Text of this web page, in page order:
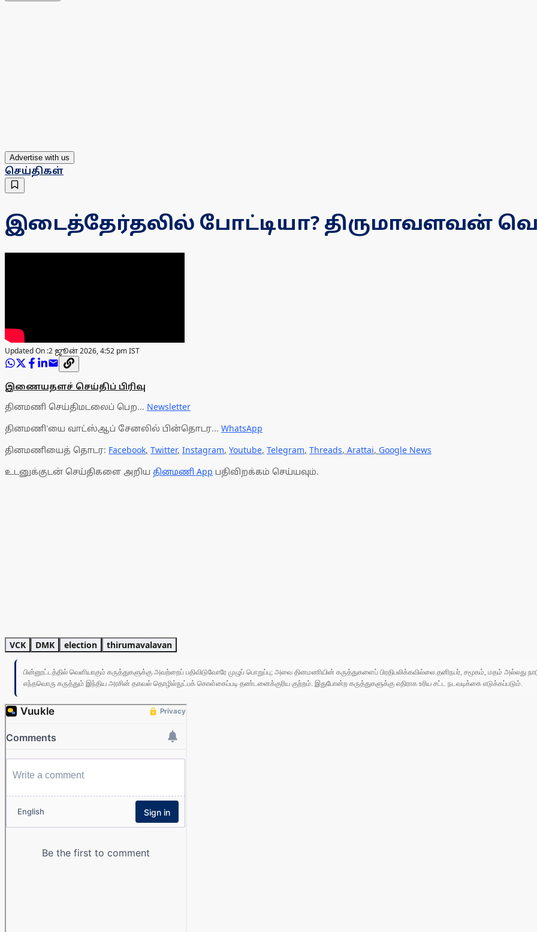
Advertise with us
செய்திகள்
இடைத்தேர்தலில் போட்டியா? திருமாவளவன்
Updated On :2 ஜூன் 2026, 4:52 pm IST
இணையதளச் செய்திப் பிரிவு
தினமணி செய்திமடலைப் பெற... Newsletter
தினமணி'யை வாட்ஸ்ஆப் சேனலில் பின்தொடர... WhatsApp
தினமணியைத் தொடர: Facebook, Twitter, Instagram, Youtube, Telegram, Threads, Arattai, Google News
உடனுக்குடன் செய்திகளை அறிய தினமணி App பதிவிறக்கம் செய்யவும்.
VCK DMK election thirumavalavan
பின்னூட்டத்தில் வெளியாகும் கருத்துகளுக்கு அவற்றைப் பதிவிடுவோரே முழுப் பொறுப்பு; அவை தினமணியின் கருத்துகளைப் பிரதிபலிக்கவில்லை.தனிநபர், சமூகம், மதம் அல்லது
எந்தவொரு கருத்தும் இந்திய அரசின் தகவல் தொழில்நுட்பக் கொள்கைப்படி தண்டனைக்குரிய குற்றம். இதுபோன்ற கருத்துகளுக்கு எதிராக உரிய சட்ட நடவடிக்கை எடுக்கப்படும்.